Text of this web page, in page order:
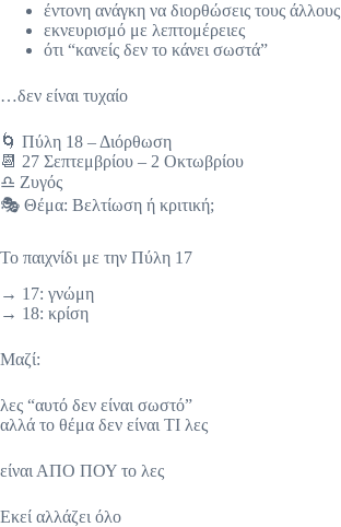
έντονη ανάγκη να διορθώσεις τους άλλους
εκνευρισμό με λεπτομέρειες
ότι “κανείς δεν το κάνει σωστά”
…δεν είναι τυχαίο
🌀 Πύλη 18 – Διόρθωση
📆 27 Σεπτεμβρίου – 2 Οκτωβρίου
♎ Ζυγός
🎭 Θέμα: Βελτίωση ή κριτική;
Το παιχνίδι με την Πύλη 17
→ 17: γνώμη
→ 18: κρίση
Μαζί:
λες “αυτό δεν είναι σωστό”
αλλά το θέμα δεν είναι ΤΙ λες
είναι ΑΠΟ ΠΟΥ το λες
Εκεί αλλάζει όλο